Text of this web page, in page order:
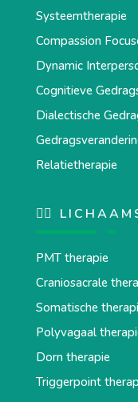
Systeemtherapie
Compassion
Dynamic
Cognitieve
Dialectische
Relatietherapie
💆‍♂️
PMT therapie
Craniosacrale
Somatische
Polyvagaal
Dorn therapie
Triggerpoint